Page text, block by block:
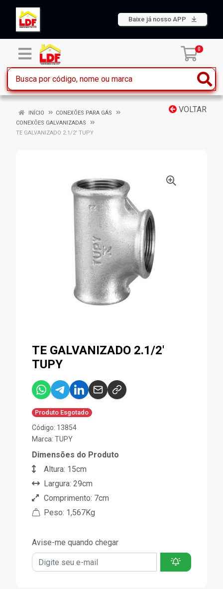
Baixe já nosso APP
0
VOLTAR
INÍCIO
CONEXÕES PARA GÁS
CONEXÕES GALVANIZADAS
TE GALVANIZADO 2.1/2' TUPY
TE GALVANIZADO 2.1/2'
TUPY
Produto Esgotado
Código: 13854
Marca: TUPY
Dimensões do Produto
Altura: 15cm
Largura: 29cm
Comprimento: 7cm
Peso: 1,567Kg
Avise-me quando chegar